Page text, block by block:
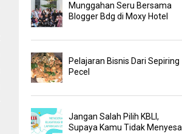
Munggahan Seru Bersama
Blogger Bdg di Moxy Hotel
Pelajaran Bisnis Dari Sepiring
Pecel
Jangan Salah Pilih KBLI,
Supaya Kamu Tidak Menyesal